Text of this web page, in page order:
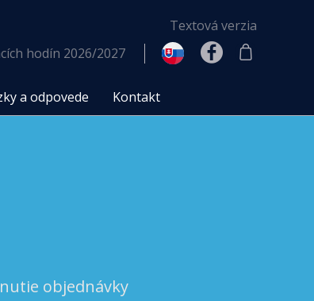
Textová verzia
hodín 2026/2027
a odpovede Kontakt
objednávky